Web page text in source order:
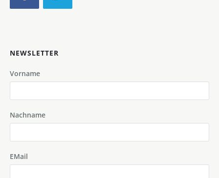
NEWSLETTER
Vorname
Nachname
EMail